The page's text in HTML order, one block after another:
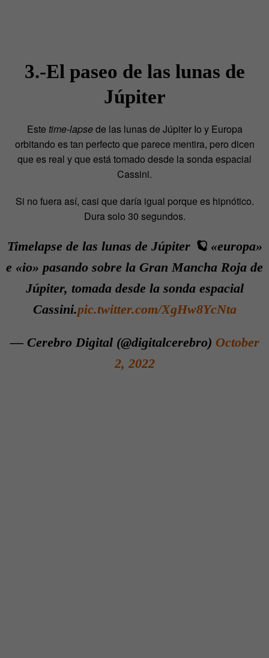
3.-El paseo de las lunas de
Júpiter
Este time-lapsede las lunas de Júpiter Io y Europa
orbitando es tan perfecto que parece mentira, pero dicen
que es real y que está tomado desde la sonda espacial
Cassini.
Si no fuera así, casi que daría igual porque es hipnótico.
Dura solo 30 segundos.
Timelapse de las lunas de Júpiter 🪐 «europa»
e «io» pasando sobre la Gran Mancha Roja de
Júpiter, tomada desde la sonda espacial
Cassini.pic.twitter.com/XgHw8YcNta
— Cerebro Digital (@digitalcerebro) October
2, 2022